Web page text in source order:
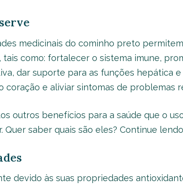
medicinais do cominho preto
tais como: fortalecer o sistema imune,
dar suporte para as funções hepática
coração e aliviar sintomas de problemas
outros benefícios para a saúde que o
Quer saber quais são eles? Continue
devido às suas propriedades